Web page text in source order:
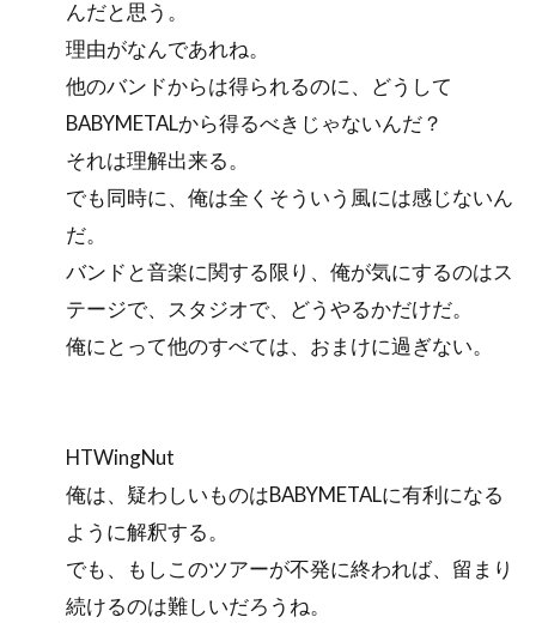
んだと思う。
理由がなんであれね。
他のバンドからは得られるのに、どうして
BABYMETALから得るべきじゃないんだ？
それは理解出来る。
でも同時に、俺は全くそういう風には感じないん
だ。
バンドと音楽に関する限り、俺が気にするのはス
テージで、スタジオで、どうやるかだけだ。
俺にとって他のすべては、おまけに過ぎない。
HTWingNut
俺は、疑わしいものはBABYMETALに有利になる
ように解釈する。
でも、もしこのツアーが不発に終われば、留まり
続けるのは難しいだろうね。